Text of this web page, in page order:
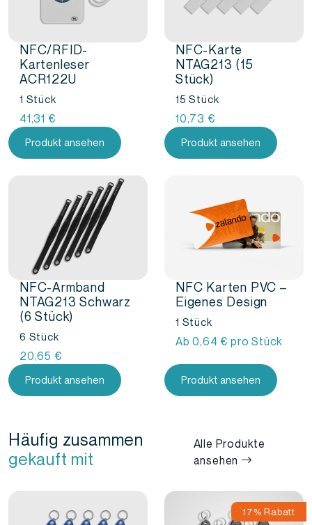
NFC/RFID-
Kartenleser
ACR122U
1 Stück
41,31 €
Produkt ansehen
NFC-Karte
NTAG213 (15
Stück)
15 Stück
10,73 €
Produkt ansehen
NFC-Armband
NTAG213 Schwarz
(6 Stück)
6 Stück
20,65 €
Produkt ansehen
NFC Karten PVC –
Eigenes Design
1 Stück
Ab0,64 € pro Stück
Produkt ansehen
Häufig zusammen
gekauft mit
Alle Produkte
ansehen
17% Rabatt